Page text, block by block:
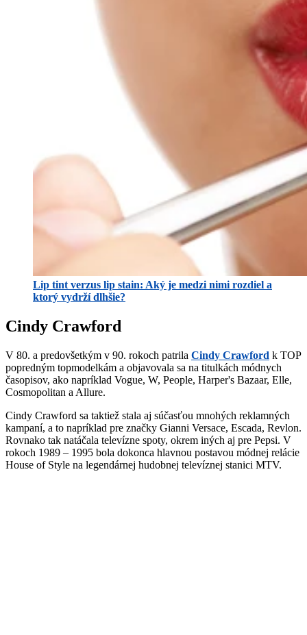
Lip tint verzus lip stain: Aký je medzi nimi rozdiel a
ktorý vydrží dlhšie?
Cindy Crawford
V 80. a predovšetkým v 90. rokoch patrila Cindy Crawford k TOP
popredným topmodelkám a objavovala sa na titulkách módnych
časopisov, ako napríklad Vogue, W, People, Harper's Bazaar, Elle,
Cosmopolitan a Allure.
Cindy Crawford sa taktiež stala aj súčasťou mnohých reklamných
kampaní, a to napríklad pre značky Gianni Versace, Escada, Revlon.
Rovnako tak natáčala televízne spoty, okrem iných aj pre Pepsi. V
rokoch 1989 – 1995 bola dokonca hlavnou postavou módnej relácie
House of Style na legendárnej hudobnej televíznej stanici MTV.